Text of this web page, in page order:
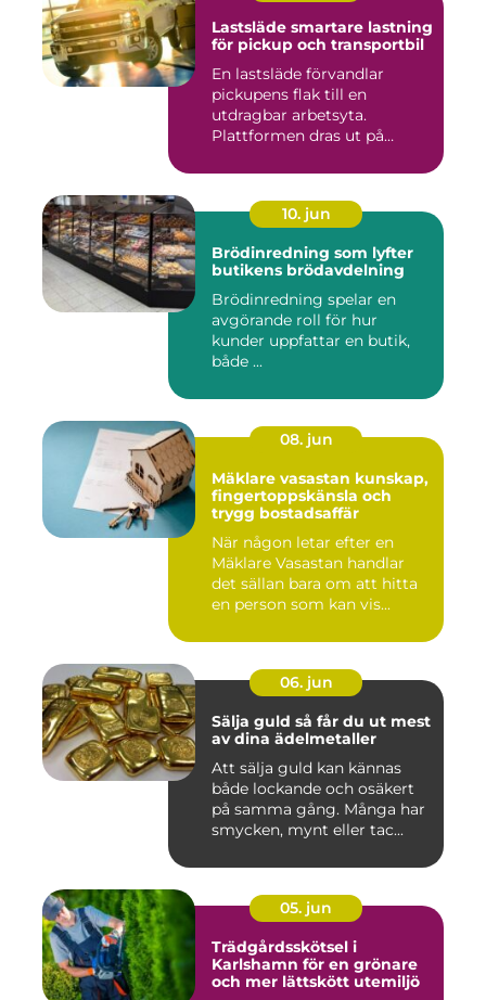
Lastsläde smartare lastning
för pickup och transportbil
En lastsläde förvandlar
pickupens flak till en
utdragbar arbetsyta.
Plattformen dras ut på
10. jun
Brödinredning som lyfter
butikens brödavdelning
Brödinredning spelar en
avgörande roll för hur
kunder uppfattar en butik,
både ...
08. jun
Mäklare vasastan kunskap,
fingertoppskänsla och
trygg bostadsaffär
När någon letar efter en
Mäklare Vasastan handlar
det sällan bara om att hitta
en person som kan vis...
06. jun
Sälja guld så får du ut mest
av dina ädelmetaller
Att sälja guld kan kännas
både lockande och osäkert
på samma gång. Många har
smycken, mynt eller tac...
05. jun
Trädgårdsskötsel i
Karlshamn för en grönare
och mer lättskött utemiljö